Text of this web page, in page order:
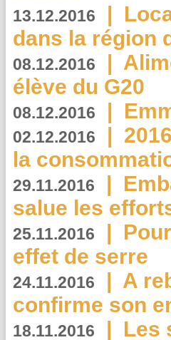
13.12.2016 |
dans la région
08.12.2016 |
élève du G20
08.12.2016 |
02.12.2016 |
la
29.11.2016 |
salue les
25.11.2016 |
effet de serre
24.11.2016 | A
confirme son
18.11.2016 | Les